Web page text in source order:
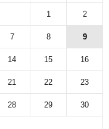
1 2
7 8 9
14 15 16
21 22 23
28 29 30